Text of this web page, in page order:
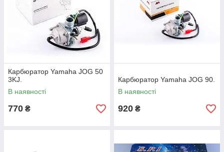
Карбюратор Yamaha JOG 50
3KJ.
В наявності
770 ₴
Карбюратор Yamaha JOG 90.
В наявності
920 ₴